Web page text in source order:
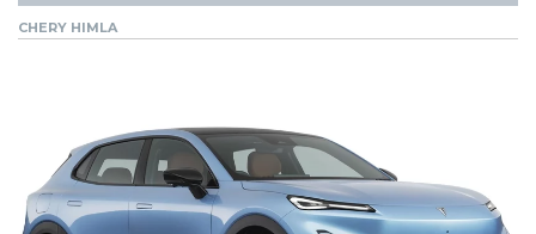
CHERY HIMLA